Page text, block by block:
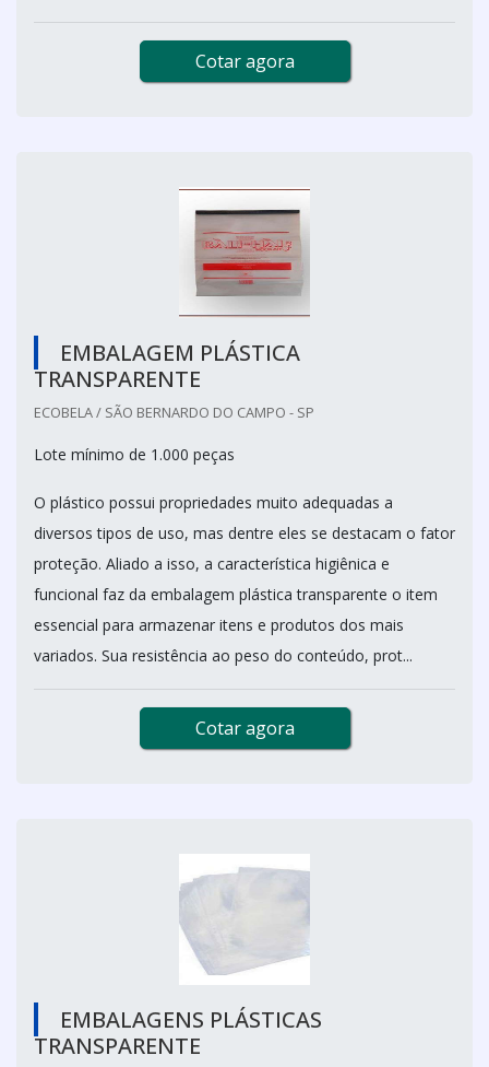
Cotar agora
EMBALAGEM PLÁSTICA
TRANSPARENTE
ECOBELA / SÃO BERNARDO DO CAMPO - SP
Lote mínimo de 1.000 peças
O plástico possui propriedades muito adequadas a
diversos tipos de uso, mas dentre eles se destacam o fator
proteção. Aliado a isso, a característica higiênica e
funcional faz da embalagem plástica transparente o item
essencial para armazenar itens e produtos dos mais
variados. Sua resistência ao peso do conteúdo, prot...
Cotar agora
EMBALAGENS PLÁSTICAS
TRANSPARENTE